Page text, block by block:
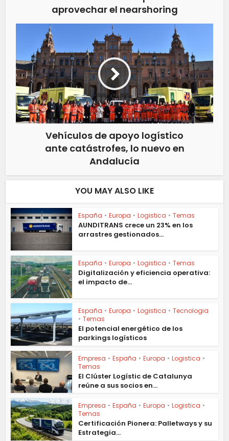
aprovechar el nearshoring
Vehículos de apoyo logístico
ante catástrofes, lo nuevo en
Andalucía
YOU MAY ALSO LIKE
España • Europa • Logistica • Temas
AUNDITRANS crece un 23% en los
arrastres gestionados...
España • Europa • Logistica • Temas
Digitalización y eficiencia operativa:
el impacto de...
España • Europa • Logistica • Tecnologia
• Temas
El potencial energético de los
parkings logísticos
Empresa • España • Europa • Logistica •
Temas
El Clúster Logístic de Catalunya
reúne a sus socios en...
Empresa • España • Europa • Logistica •
Temas
Certificación Pionera: Palletways y su
Estrategia...